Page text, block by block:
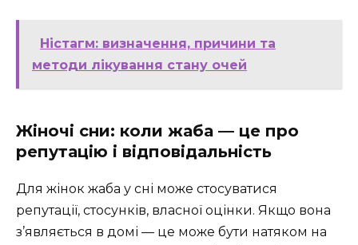
Ністагм: визначення, причини та
методи лікування стану очей
Жіночі сни: коли жаба — це про
репутацію і відповідальність
Для жінок жаба у сні може стосуватися
репутації, стосунків, власної оцінки. Якщо вона
з’являється в домі — це може бути натяком на